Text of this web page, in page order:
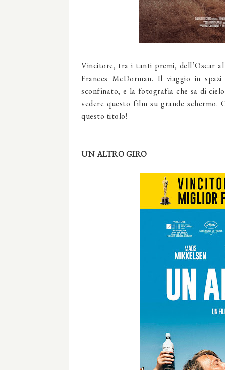
Vincitore, tra i tanti premi, dell’Oscar
Frances McDorman. Il viaggio in
sconfinato, e la fotografia che sa di
vedere questo film su grande
questo titolo!
UN ALTRO GIRO